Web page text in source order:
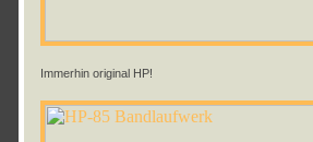
Immerhin original HP!